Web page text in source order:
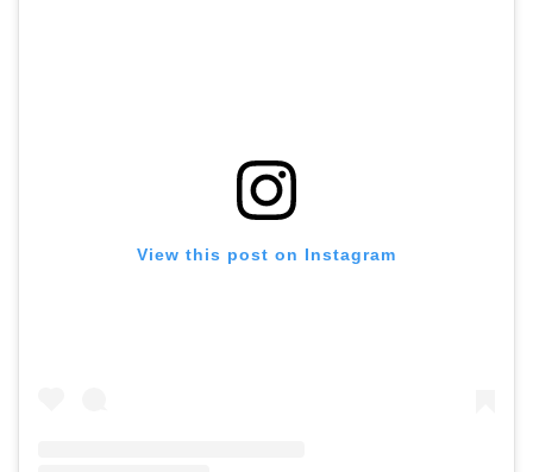
View this post on Instagram